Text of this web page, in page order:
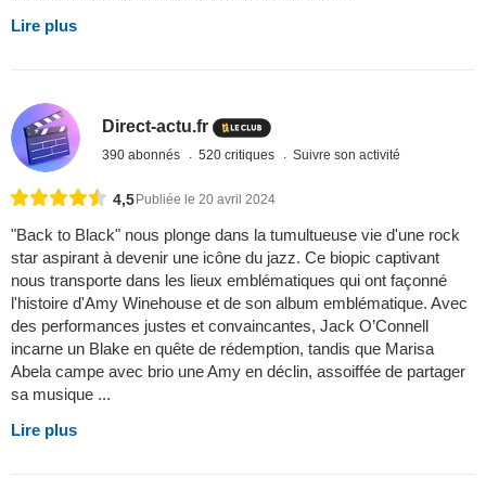
Lire plus
Direct-actu.fr
390 abonnés 520 critiques Suivre son activité
4,5 Publiée le 20 avril 2024
"Back to Black" nous plonge dans la tumultueuse vie d'une rock
star aspirant à devenir une icône du jazz. Ce biopic captivant
nous transporte dans les lieux emblématiques qui ont façonné
l'histoire d'Amy Winehouse et de son album emblématique. Avec
des performances justes et convaincantes, Jack O’Connell
incarne un Blake en quête de rédemption, tandis que Marisa
Abela campe avec brio une Amy en déclin, assoiffée de partager
sa musique ...
Lire plus